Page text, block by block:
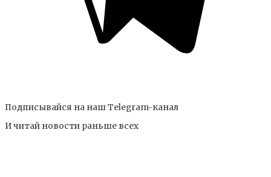
Подписывайся на наш Telegram-канал
И читай новости раньше всех